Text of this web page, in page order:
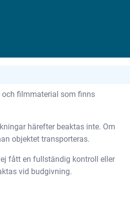
och filmmaterial som finns
härefter beaktas inte. Om
objektet transporteras.
fått en fullständig kontroll eller
vid budgivning.